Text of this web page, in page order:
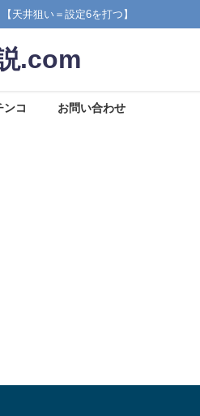
天井狙い＝設定6を打つ】
.com
ンコ お問い合わせ